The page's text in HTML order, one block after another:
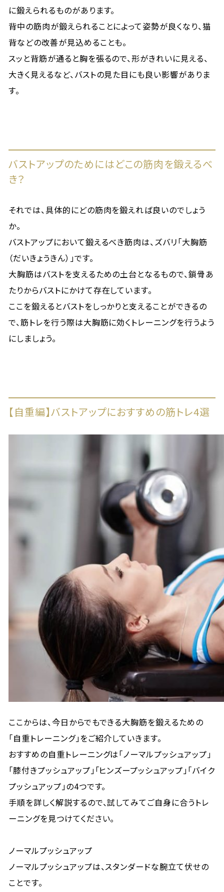
に鍛えられるものがあります。
背中の筋肉が鍛えられることによって姿勢が良くなり、猫
背などの改善が見込めることも。
スッと背筋が通ると胸を張るので、形がきれいに見える、
大きく見えるなど、バストの見た目にも良い影響がありま
す。
バストアップのためにはどこの筋肉を鍛えるべ
き？
それでは、具体的にどの筋肉を鍛えれば良いのでしょう
か。
バストアップにおいて鍛えるべき筋肉は、ズバリ「大胸筋
（だいきょうきん）」です。
大胸筋はバストを支えるための土台となるもので、鎖骨あ
たりからバストにかけて存在しています。
ここを鍛えるとバストをしっかりと支えることができるの
で、筋トレを行う際は大胸筋に効くトレーニングを行うよう
にしましょう。
【自重編】バストアップにおすすめの筋トレ4選
ここからは、今日からでもできる大胸筋を鍛えるための
「自重トレーニング」をご紹介していきます。
おすすめの自重トレーニングは「ノーマルプッシュアップ」
「膝付きプッシュアップ」「ヒンズープッシュアップ」「バイク
プッシュアップ」の4つです。
手順を詳しく解説するので、試してみてご自身に合うトレ
ーニングを見つけてください。
ノーマルプッシュアップ
ノーマルプッシュアップは、スタンダードな腕立て伏せの
ことです。